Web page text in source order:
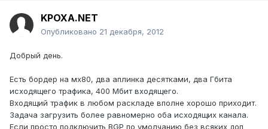
KPOXA.NET
Опубликовано 21 декабря, 2012
Добрый день.
Есть бордер на мх80, два аплинка десятками, два Гбита
исходящего трафика, 400 Мбит входящего.
Входящий трафик в любом раскладе вполне хорошо приходит.
Задача загрузить более равномерно оба исходящих канала.
Если просто подключить BGP по умолчанию без всяких доп